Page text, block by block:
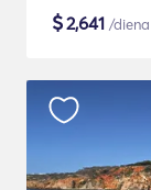
$2,641 /diena